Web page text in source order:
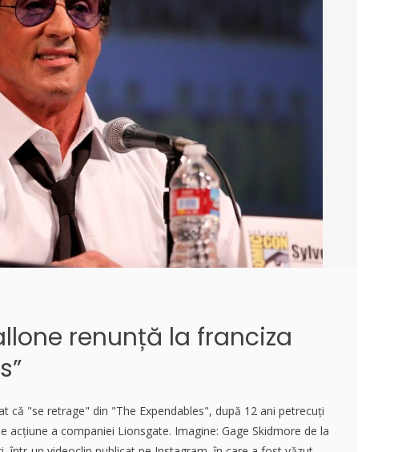
renunță la franciza
că "se retrage" din "The Expendables", după 12 ani petrecuți
acțiune a companiei Lionsgate. Imagine: Gage Skidmore de la